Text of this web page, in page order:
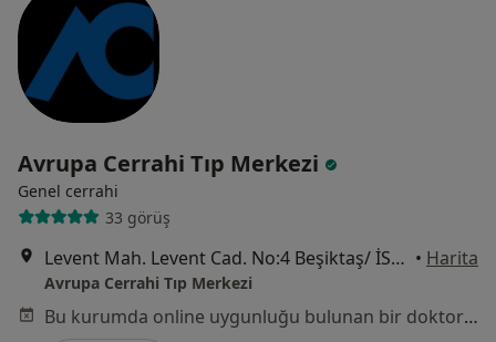
Avrupa Cerrahi Tıp Merkezi
Genel cerrahi
33 görüş
Levent Mah. Levent Cad. No:4 Beşiktaş/ İSTANBUL, İstanbul • Harita
Avrupa Cerrahi Tıp Merkezi
Bu kurumda online uygunluğu bulunan bir doktor veya uzman bulunamadı